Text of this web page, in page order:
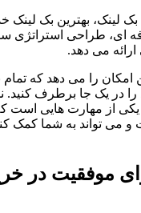
لینک، بهترین بک
ای، طراحی استراتژی
می دهد.
امکان را می دهد که تمام
را در یک جا برطرف کنید.
از مهارت هایی است
و می تواند به شما کمک
موفقیت در